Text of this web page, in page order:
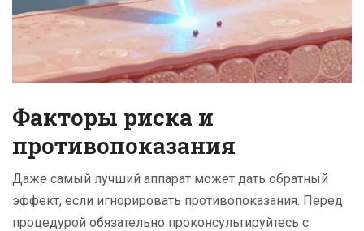
Факторы риска и
противопоказания
Даже самый лучший аппарат может дать обратный
эффект, если игнорировать противопоказания. Перед
процедурой обязательно проконсультируйтесь с